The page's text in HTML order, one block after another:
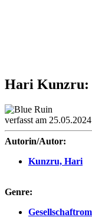
Hari Kunzru:
verfasst am
Autorin/Autor:
Kunzru, Hari
Genre: